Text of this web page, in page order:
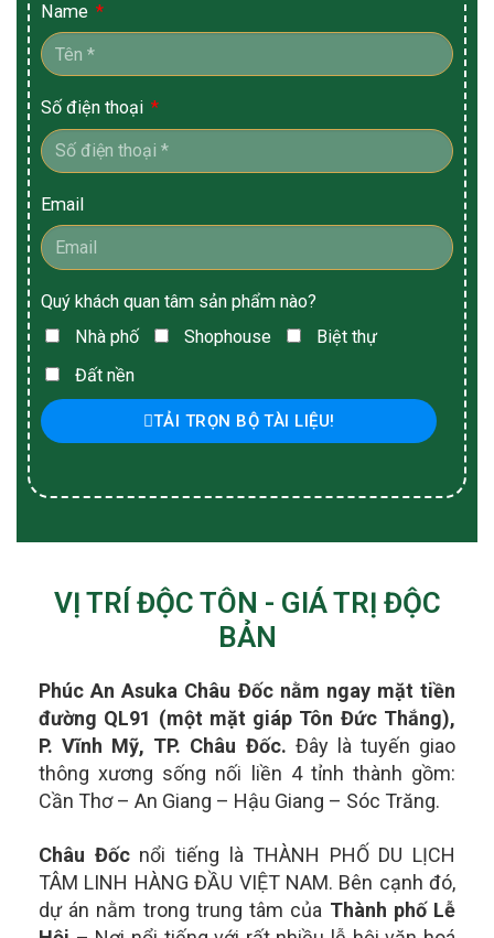
Name
Số điện thoại
Email
Quý khách quan tâm sản phẩm nào?
Nhà phố
Shophouse
Biệt thự
Đất nền
TẢI TRỌN BỘ TÀI LIỆU!
VỊ TRÍ ĐỘC TÔN - GIÁ TRỊ ĐỘC
BẢN
Phúc An Asuka Châu Đốc nằm ngay mặt tiền
đường QL91 (một mặt giáp Tôn Đức Thắng),
P. Vĩnh Mỹ, TP. Châu Đốc. Đây là tuyến giao
thông xương sống nối liền 4 tỉnh thành gồm:
Cần Thơ – An Giang – Hậu Giang – Sóc Trăng.
Châu Đốcnổi tiếng là THÀNH PHỐ DU LỊCH
TÂM LINH HÀNG ĐẦU VIỆT NAM. Bên cạnh đó,
dự án nằm trong trung tâm của Thành phố Lễ